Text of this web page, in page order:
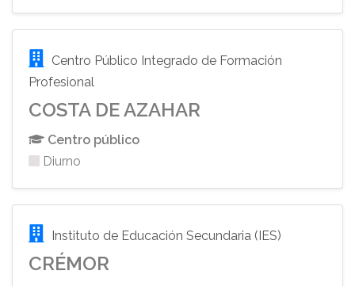
Centro Público Integrado de Formación
Profesional
COSTA DE AZAHAR
Centro público
Diurno
Instituto de Educación Secundaria (IES)
CRÉMOR